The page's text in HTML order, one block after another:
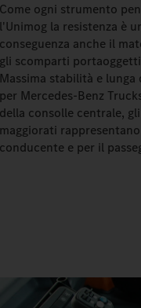
Come ogni strumento
l'Unimog la resistenza è
conseguenza anche il
gli scomparti
Massima stabilità e
per Mercedes-Benz
della consolle centrale,
maggiorati
conducente e per il